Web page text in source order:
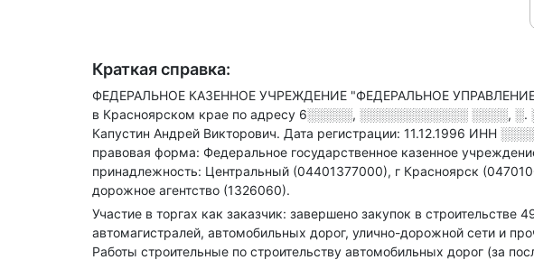
Краткая справка:
ФЕДЕРАЛЬНОЕ КАЗЕННОЕ УЧРЕЖДЕНИЕ "ФЕДЕРАЛЬНОЕ
в Красноярском крае по адресу 6░░░░░, ░░░░░░░░░░░░ ░░░░, ░.
Капустин Андрей Викторович. Дата регистрации: 11.12.1996 ИНН
правовая форма: Федеральное государственное казенное
принадлежность: Центральный (04401377000), г Красноярск
дорожное агентство (1326060).
Участие в торгах как заказчик: завершено закупок в
автомагистралей, автомобильных дорог, улично-дорожной сети и
Работы строительные по строительству автомобильных дорог (за